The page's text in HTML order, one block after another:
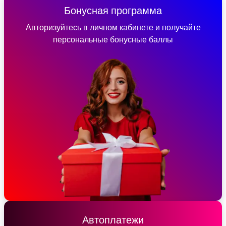
Бонусная программа
Авторизуйтесь в личном кабинете и получайте
персональные бонусные баллы
Автоплатежи